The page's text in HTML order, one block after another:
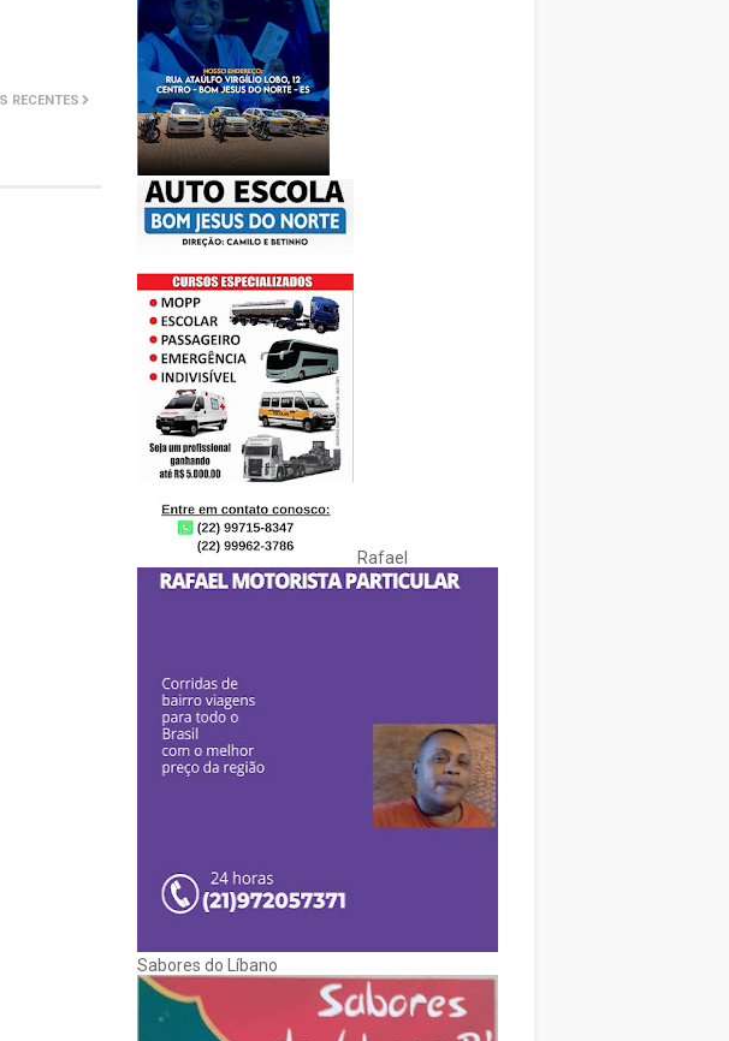
RECENTES
Rafael
Sabores do Líbano